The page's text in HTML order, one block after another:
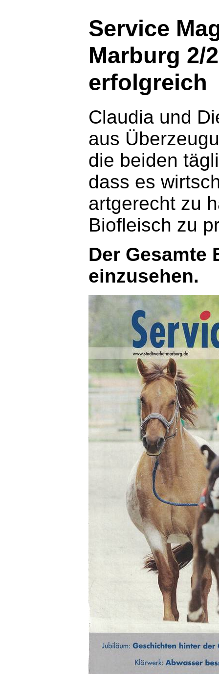
Service
Marburg 2/
erfolgreich
Claudia und
aus
die beiden
dass es
artgerecht zu
Biofleisch zu
Der Gesamte
einzusehen.